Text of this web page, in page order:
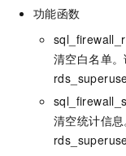
功能函数
清空白名单
清空统计信